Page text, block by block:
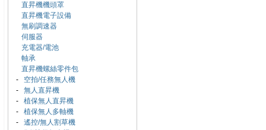
直昇機機頭罩
直昇機電子設備
無刷調速器
伺服器
充電器/電池
軸承
直昇機螺絲零件包
- 空拍/任務無人機
- 無人直昇機
- 植保無人直昇機
- 植保無人多軸機
- 遙控/無人割草機